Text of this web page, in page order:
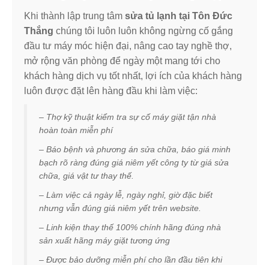
Khi thành lập trung tâm sửa tủ lạnh tại Tôn Đức
Thắng chúng tôi luôn luôn không ngừng cố gắng
đầu tư máy móc hiện đại, nâng cao tay nghề thợ,
mở rộng văn phòng để ngày một mang tới cho
khách hàng dịch vụ tốt nhất, lợi ích của khách hàng
luôn được đặt lên hàng đầu khi làm việc:
– Thợ kỹ thuật kiểm tra sự cố máy giặt tận nhà
hoàn toàn miễn phí
– Báo bệnh và phương án sửa chữa, báo giá minh
bạch rõ ràng đúng giá niêm yết công ty từ giá sửa
chữa, giá vật tư thay thế.
– Làm việc cả ngày lễ, ngày nghỉ, giờ đặc biết
nhưng vẫn đúng giá niêm yết trên website.
– Linh kiện thay thế 100% chính hãng đúng nhà
sản xuất hãng máy giặt tương ứng
– Được bảo dưỡng miễn phí cho lần đầu tiên khi